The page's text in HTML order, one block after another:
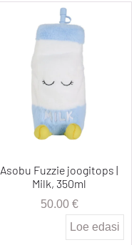
Asobu Fuzzie joogitops |
Milk, 350ml
50.00 €
Loe edasi